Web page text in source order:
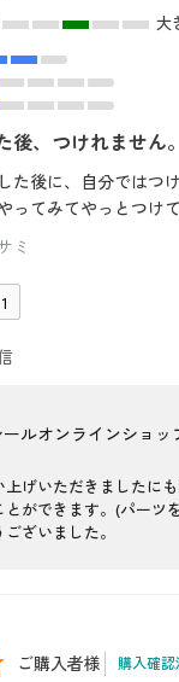
大
後、つけれません。
た後に、自分ではつ
ってみてやっとつけ
ミ
1
ールオンラインショッ
上げいただきましたに
とができます。(パーツ
ざいました。
ご購入者様 購入確認